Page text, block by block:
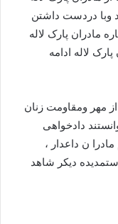
وبا دردست داشتن
مادران پارک لاله
لاله ادامه
مهر ومقاومت زنان
دادخواهی
ن داعدار ،
ستمدیده دیکر شاهد